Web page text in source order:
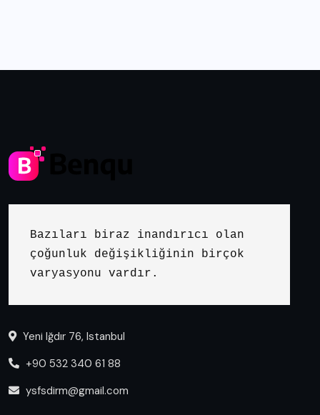
Bazıları biraz inandırıcı olan
çoğunluk değişikliğinin birçok
varyasyonu vardır.
Yeni Iğdır 76, Istanbul
+90 532 340 61 88
ysfsdirm@gmail.com